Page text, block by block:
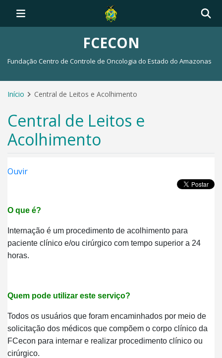
FCECON
Fundação Centro de Controle de Oncologia do Estado do Amazonas
Início Central de Leitos e Acolhimento
Central de Leitos e
Acolhimento
Ouvir
O que é?
Internação é um procedimento de acolhimento para
paciente clínico e/ou cirúrgico com tempo superior a 24
horas.
Quem pode utilizar este serviço?
Todos os usuários que foram encaminhados por meio de
solicitação dos médicos que compõem o corpo clínico da
FCecon para internar e realizar procedimento clínico ou
cirúrgico.